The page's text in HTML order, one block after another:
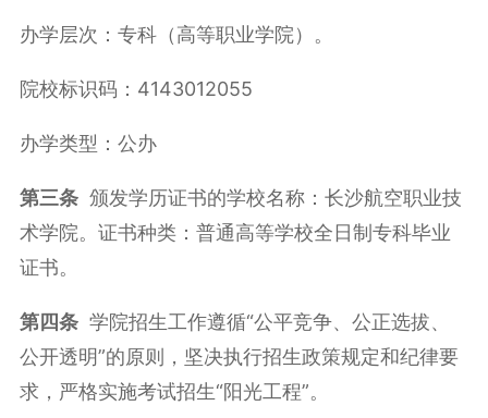
办学层次：专科（高等职业学院）。
院校标识码：4143012055
办学类型：公办
第三条颁发学历证书的学校名称：长沙航空职业技
术学院。证书种类：普通高等学校全日制专科毕业
证书。
第四条学院招生工作遵循“公平竞争、公正选拔、
公开透明”的原则，坚决执行招生政策规定和纪律要
求，严格实施考试招生“阳光工程”。